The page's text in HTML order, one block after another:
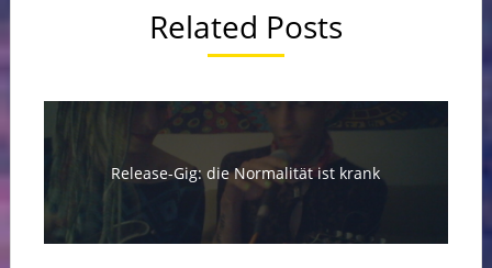
Related Posts
Release-Gig: die Normalität ist krank